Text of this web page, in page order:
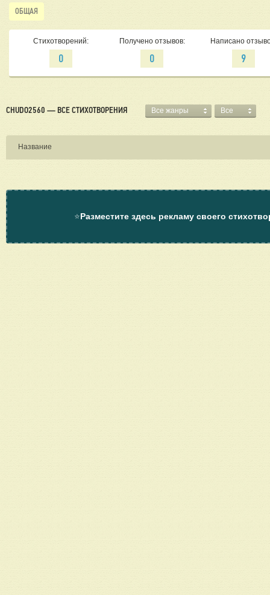
ОБЩАЯ
Стихотворений:
0
Получено отзывов:
0
Написано
9
CHUDO2560 — ВСЕ СТИХОТВОРЕНИЯ Все жанры Все
Название
⭐Разместите здесь рекламу своего